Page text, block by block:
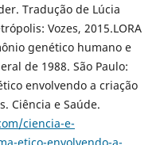
Tradução de Lúcia
Vozes, 2015.LORA
genético humano e
de 1988. São Paulo:
envolvendo a criação
Ciência e Saúde.
ciencia-e-